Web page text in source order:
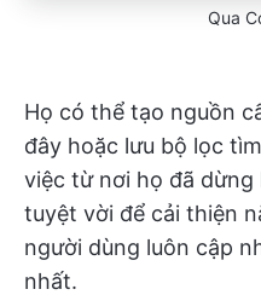
Qua
Họ có thể tạo nguồn
đây hoặc lưu bộ lọc
việc từ nơi họ đã
tuyệt vời để cải thiện
người dùng luôn cập
nhất.